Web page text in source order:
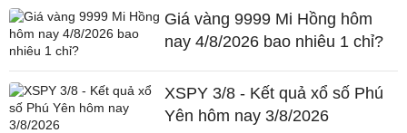
Giá vàng 9999 Mi Hồng hôm
nay 4/8/2026 bao nhiêu 1 chỉ?
XSPY 3/8 - Kết quả xổ số Phú
Yên hôm nay 3/8/2026